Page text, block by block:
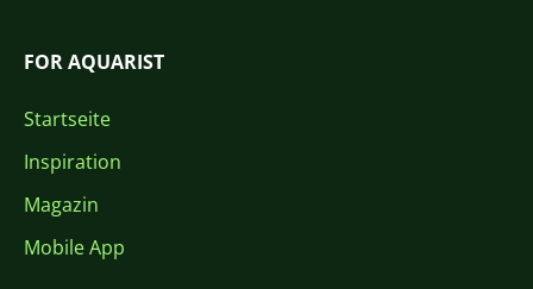
FOR AQUARIST
Startseite
Inspiration
Magazin
Mobile App